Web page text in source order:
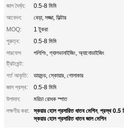
জাল দৈর্ঘ্য:
0.5-8 মিমি
আবেদন:
বেড়া, সজ্জা, ফিল্টার
MOQ:
1 টুকরা
পুরুত্ব:
0.5-8 মিমি
সারফেস
ট্রিটমেন্ট:
পলিশিং, গ্যালভানাইজিং, অ্যানোডাইজিং
গর্ত আকৃতি:
ডায়মন্ড, স্কোয়ার, গোলাকার
জাল প্রস্থ:
0.5-8 মিমি
উপাদান:
মরিচা রোধক স্পাত
লক্ষণীয় করা:
স্কয়ার হোল প্রসারিত ধাতব মেশিন, প্রস্থ 0.5
স্কয়ার হোল প্রসারিত ধাতব জাল মেশিন